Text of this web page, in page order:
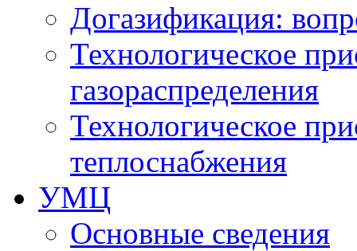
Догазификация:
Технологическое
газораспределения
Технологическое
теплоснабжения
УМЦ
Основные сведения